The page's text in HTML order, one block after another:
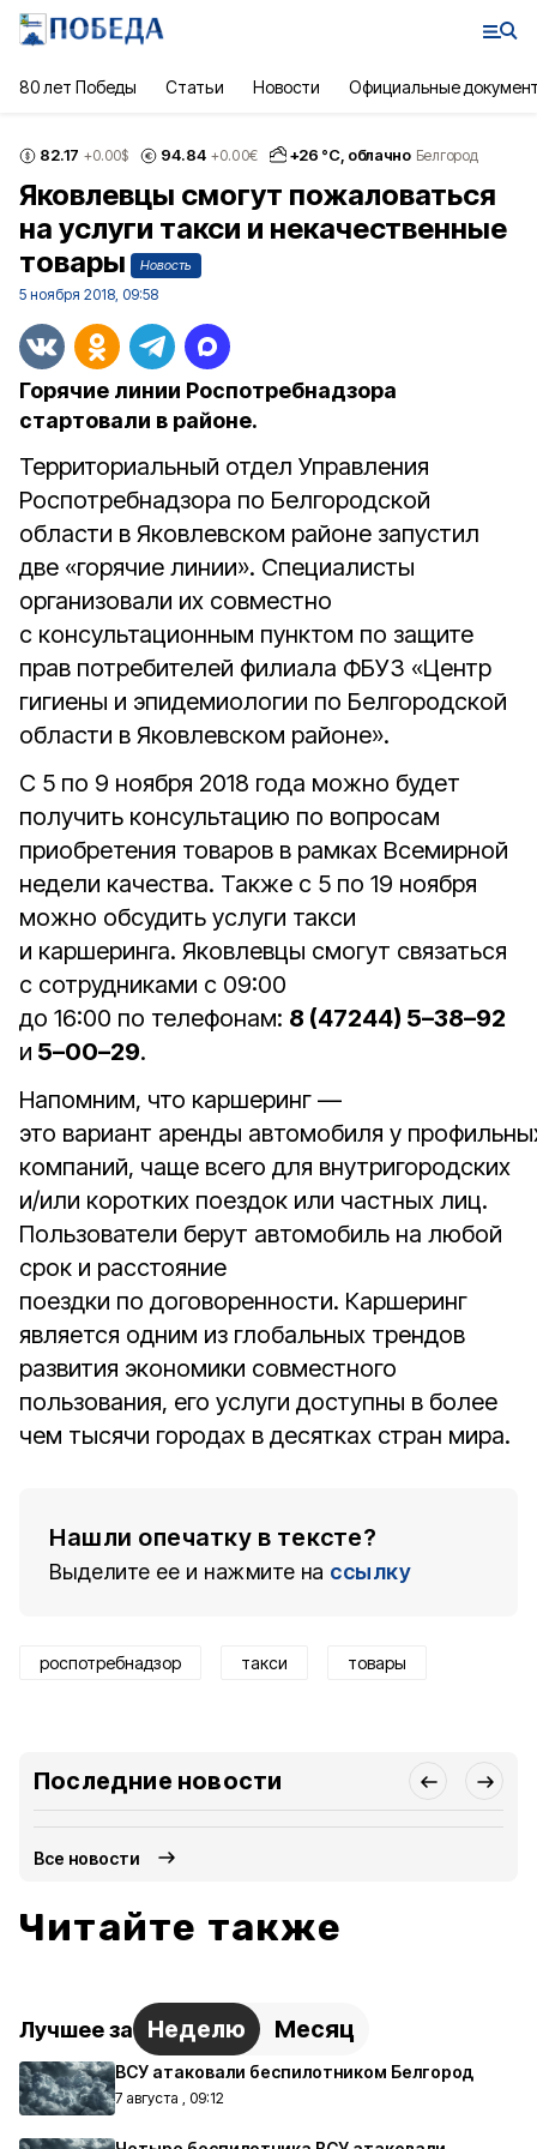
80 лет Победы Статьи Новости Официальные
82.17 +0.00$ 94.84 +0.00€ +26 °С, облачно Белгород
Яковлевцы смогут пожаловаться
на услуги такси и некачественные
товары
Новость
5 ноября 2018, 09:58
Горячие линии Роспотребнадзора
стартовали в районе.
Территориальный отдел Управления
Роспотребнадзора по Белгородской
области в Яковлевском районе запустил
две «горячие линии». Специалисты
организовали их совместно
с консультационным пунктом по защите
прав потребителей филиала ФБУЗ «Центр
гигиены и эпидемиологии по Белгородской
области в Яковлевском районе».
С 5 по 9 ноября 2018 года можно будет
получить консультацию по вопросам
приобретения товаров в рамках Всемирной
недели качества. Также с 5 по 19 ноября
можно обсудить услуги такси
и каршеринга. Яковлевцы смогут связаться
с сотрудниками с 09:00
до 16:00 по телефонам: 8 (47244) 5–38–92
и 5–00–29.
Напомним, что каршеринг —
это вариант аренды автомобиля у
компаний, чаще всего для внутригородских
и/или коротких поездок или частных лиц.
Пользователи берут автомобиль на любой
срок и расстояние
поездки по договоренности. Каршеринг
является одним из глобальных трендов
развития экономики совместного
пользования, его услуги доступны в более
чем тысячи городах в десятках стран мира.
Нашли опечатку в тексте?
Выделите ее и нажмите на ссылку
роспотребнадзор такси товары
Последние новости
Все новости
Читайте также
Лучшее за Неделю Месяц
ВСУ атаковали беспилотником Белгород
7 августа , 09:12